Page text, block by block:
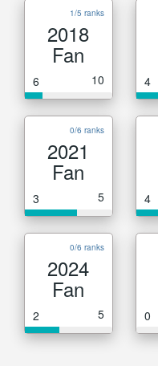
1/5 ranks
2018
Fan
6 10 4
0/6 ranks
2021
Fan
3 5 4
0/6 ranks
2024
Fan
2 5 0